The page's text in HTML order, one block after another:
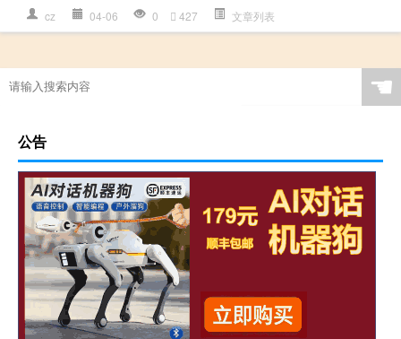
cz 04-06 0 427 文章列表
☚
公告